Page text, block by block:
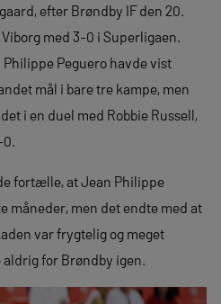
efter Brøndby IF den 20.
med 3-0 i Superligaen.
Peguero havde vist
mål i bare tre kampe, men
i en duel med Robbie Russell,
0.
fortælle, at Jean Philippe
måneder, men det endte med at
var frygtelig og meget
for Brøndby igen.